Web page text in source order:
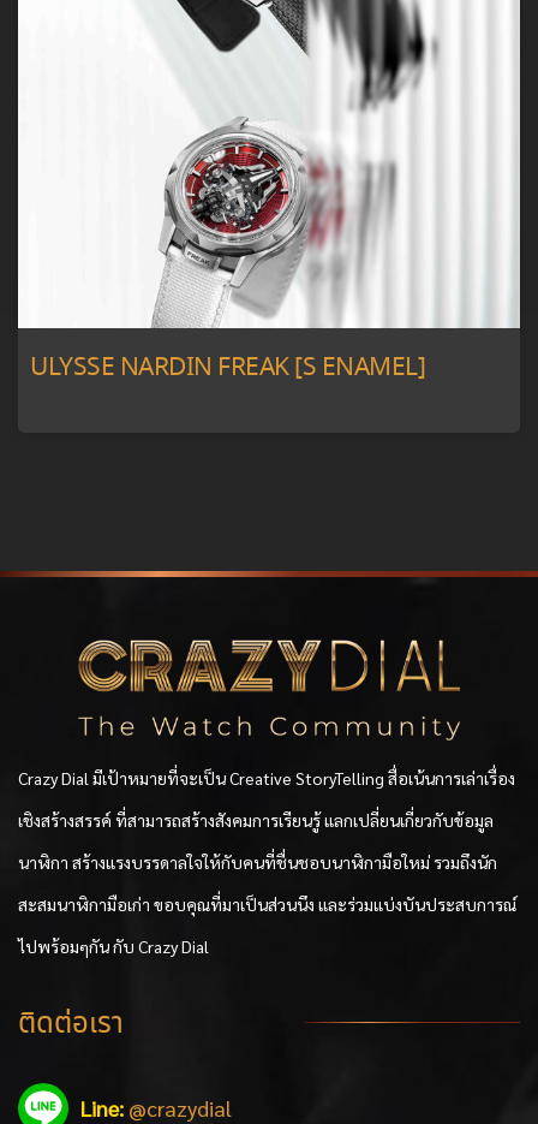
ULYSSE NARDIN FREAK [S ENAMEL]
Crazy Dial มีเป้าหมายที่จะเป็น Creative StoryTelling สื่อเน้นการเล่าเรื่อง
เชิงสร้างสรรค์ ที่สามารถสร้างสังคมการเรียนรู้ แลกเปลี่ยนเกี่ยวกับข้อมูล
นาฬิกา สร้างแรงบรรดาลใจให้กับคนที่ชื่นชอบนาฬิกามือใหม่ รวมถึงนัก
สะสมนาฬิกามือเก่า ขอบคุณที่มาเป็นส่วนนึง และร่วมแบ่งบันประสบการณ์
ไปพร้อมๆกัน กับ Crazy Dial
ติดต่อเรา
Line: @crazydial